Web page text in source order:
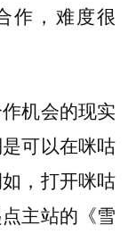
作，难度很
机会的现实
可以在咪咕
，打开咪咕
主站的《雪